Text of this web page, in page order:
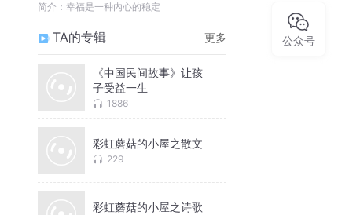
简介： 幸福是一种内心的稳定
TA的专辑 更多
《中国民间故事》让孩
子受益一生
1886
彩虹蘑菇的小屋之散文
229
彩虹蘑菇的小屋之诗歌
公众号